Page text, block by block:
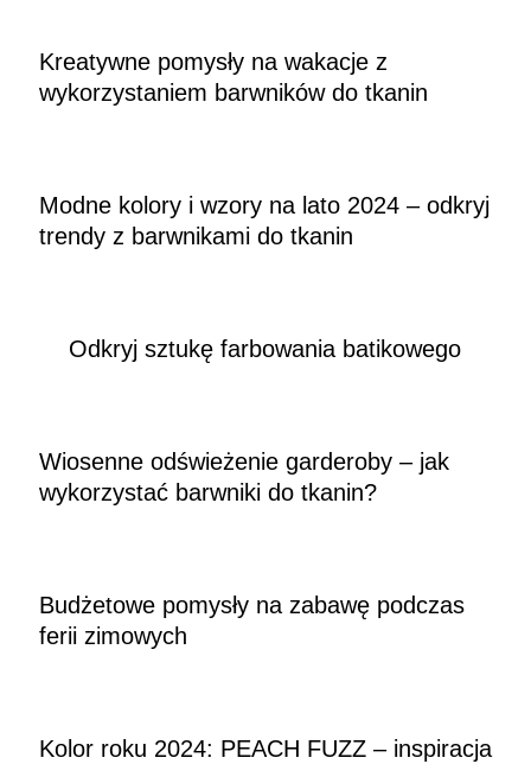
Kreatywne pomysły na wakacje z
wykorzystaniem barwników do tkanin
Modne kolory i wzory na lato 2024 – odkryj
trendy z barwnikami do tkanin
Odkryj sztukę farbowania batikowego
Wiosenne odświeżenie garderoby – jak
wykorzystać barwniki do tkanin?
Budżetowe pomysły na zabawę podczas
ferii zimowych
Kolor roku 2024: PEACH FUZZ – inspiracja